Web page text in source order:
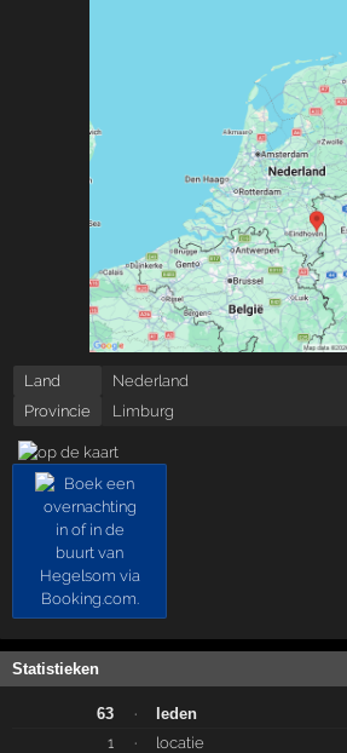
Land
Nederland
Provincie
Limburg
Statistieken
63 ·
leden
1
·
locatie